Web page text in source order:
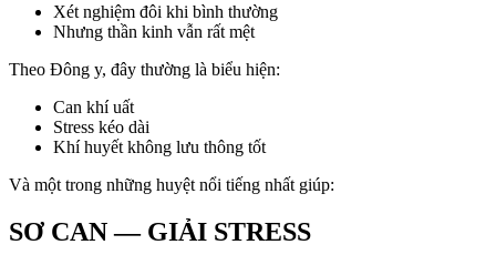
Xét nghiệm đôi khi bình thường
Nhưng thần kinh vẫn rất mệt
Theo Đông y, đây thường là biểu hiện:
Can khí uất
Stress kéo dài
Khí huyết không lưu thông tốt
Và một trong những huyệt nổi tiếng nhất giúp:
SƠ CAN — GIẢI STRESS